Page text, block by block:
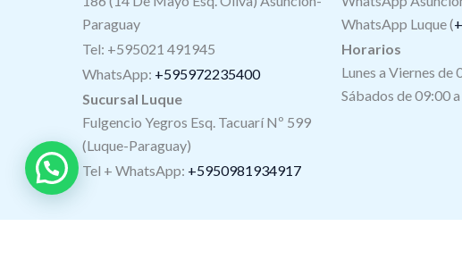
Paraguay
Tel: +595021 491945
WhatsApp: +595972235400
Sucursal Luque
Fulgencio Yegros Esq. Tacuarí Nº 599
(Luque-Paraguay)
Tel + WhatsApp: +5950981934917
WhatsApp Luque (
Horarios
Lunes a Viernes de
Sábados de 09:00